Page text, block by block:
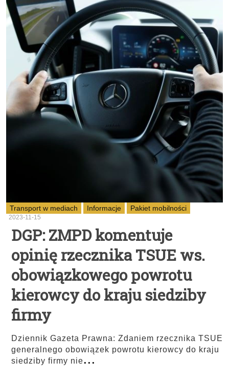
Transport w mediach Informacje Pakiet mobilności
2023-11-15
DGP: ZMPD komentuje
opinię rzecznika TSUE ws.
obowiązkowego powrotu
kierowcy do kraju siedziby
firmy
Dziennik Gazeta Prawna: Zdaniem rzecznika TSUE
generalnego obowiązek powrotu kierowcy do kraju
siedziby firmy nie...